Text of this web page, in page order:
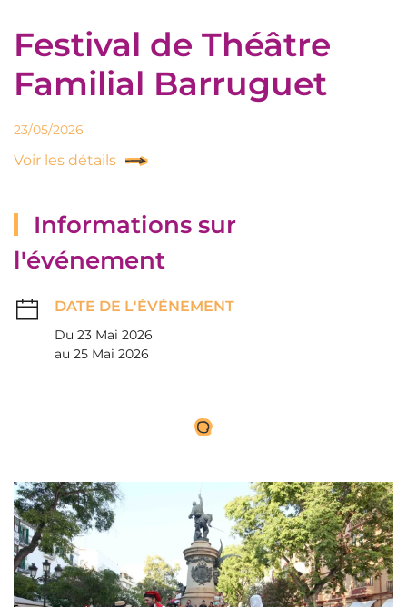
Festival de Théâtre
Familial Barruguet
23/05/2026
Voir les détails
Informations sur
l'événement
DATE DE L'ÉVÉNEMENT
Du 23 Mai 2026
au 25 Mai 2026